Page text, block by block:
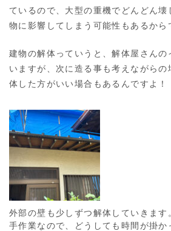
ているので、大型の重機でどんどん壊
物に影響してしまう可能性もあるから
建物の解体っていうと、解体屋さんの
いますが、次に造る事も考えながらの
体した方がいい場合もあるんですよ！
外部の壁も少しずつ解体していきます
手作業なので、どうしても時間が掛か